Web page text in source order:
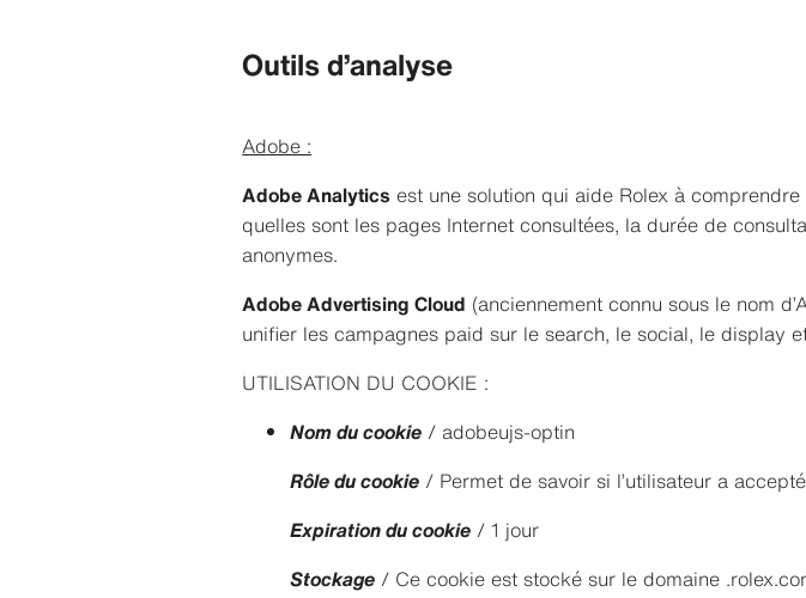
Outils d’analyse
Adobe :
Adobe Analytics est une solution qui aide Rolex à
quelles sont les pages Internet consultées, la durée de
anonymes.
Adobe Advertising Cloud (anciennement connu sous le nom
unifier les campagnes paid sur le search, le social, le display
UTILISATION DU COOKIE :
Nom du cookie / adobeujs-optin
Rôle du cookie / Permet de savoir si l’utilisateur a
Expiration du cookie / 1 jour
Stockage / Ce cookie est stocké sur le domaine